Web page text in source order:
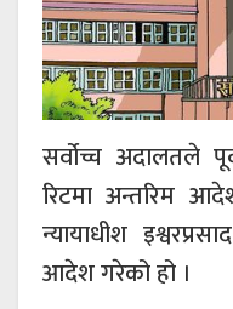
सर्वोच्च अदालतले
रिटमा अन्तरिम
न्यायाधीश
आदेश गरेको हो ।